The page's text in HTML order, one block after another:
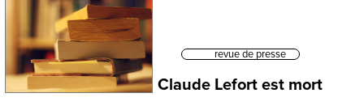
revue de presse
Claude Lefort est mort